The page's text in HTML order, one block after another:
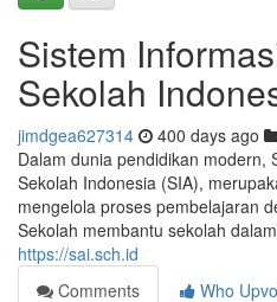
Sistem
Sekolah
jimdgea627314 400 days ago
Dalam dunia pendidikan modern,
Sekolah Indonesia (SIA),
mengelola proses pembelajaran
Sekolah membantu sekolah
https://sai.sch.id
Comments
Who